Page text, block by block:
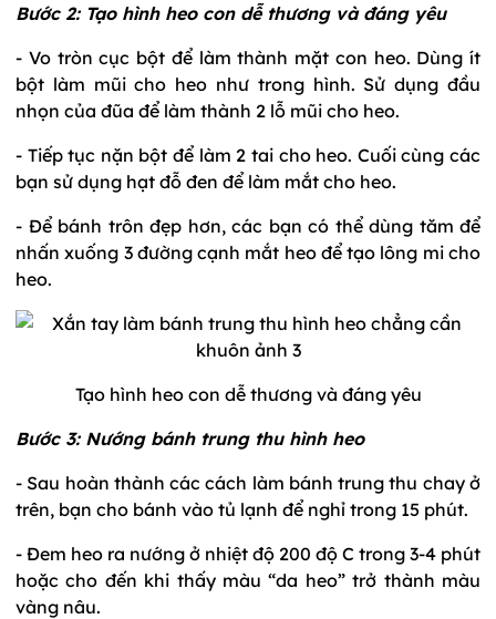
Bước 2: Tạo hình heo con dễ thương và đáng yêu
- Vo tròn cục bột để làm thành mặt con heo. Dùng ít
bột làm mũi cho heo như trong hình. Sử dụng đầu
nhọn của đũa để làm thành 2 lỗ mũi cho heo.
- Tiếp tục nặn bột để làm 2 tai cho heo. Cuối cùng các
bạn sử dụng hạt đỗ đen để làm mắt cho heo.
- Để bánh trôn đẹp hơn, các bạn có thể dùng tăm để
nhấn xuống 3 đường cạnh mắt heo để tạo lông mi cho
heo.
Tạo hình heo con dễ thương và đáng yêu
Bước 3: Nướng bánh trung thu hình heo
- Sau hoàn thành các cách làm bánh trung thu chay ở
trên, bạn cho bánh vào tủ lạnh để nghỉ trong 15 phút.
- Đem heo ra nướng ở nhiệt độ 200 độ C trong 3-4 phút
hoặc cho đến khi thấy màu “da heo” trở thành màu
vàng nâu.